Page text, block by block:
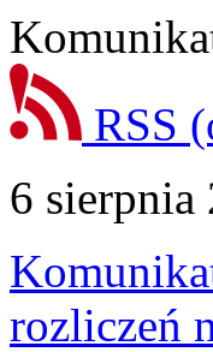
RSS
6 sierpnia
rozliczeń